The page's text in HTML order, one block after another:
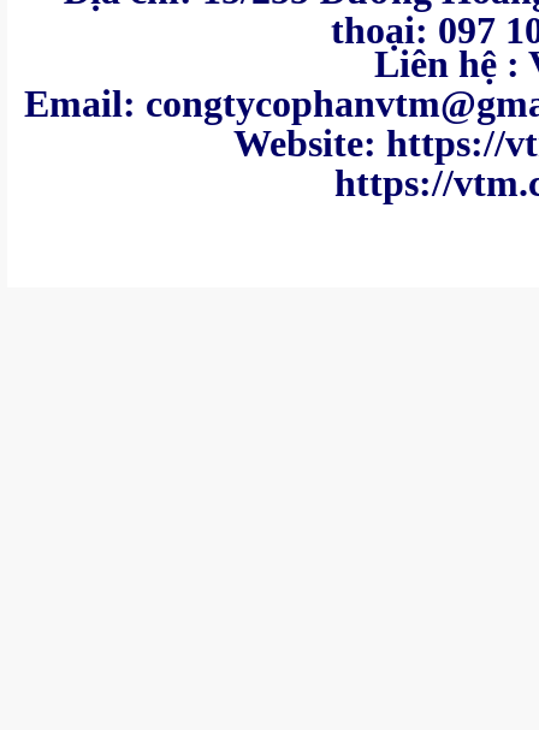
thoại: 097
Liên hệ : VTM -
Email:
Website:
https://